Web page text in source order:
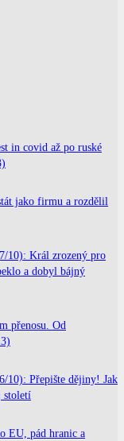
in covid až po ruské
jako firmu a rozdělil
10): Král zrozený pro
a dobyl bájný
přenosu. Od
Přepište dějiny! Jak
století
EU, pád hranic a